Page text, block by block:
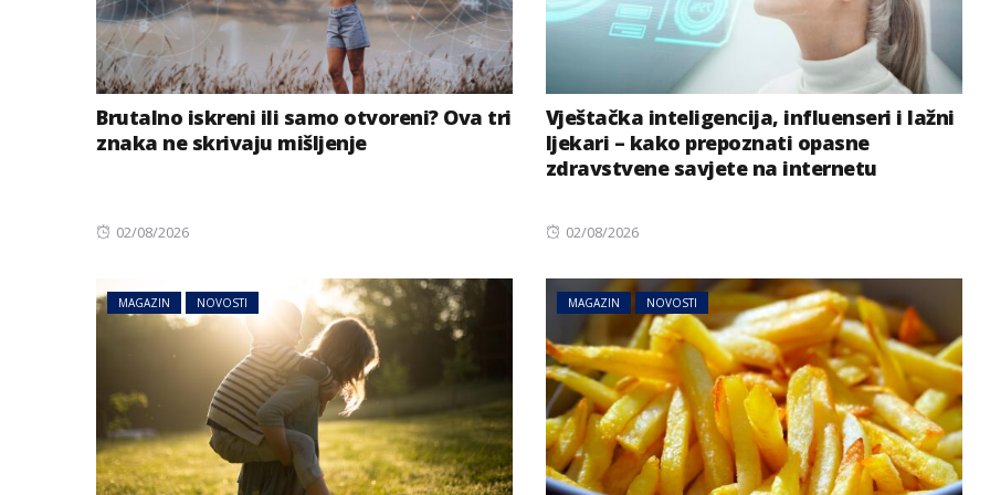
Brutalno iskreni ili samo otvoreni? Ova tri
znaka ne skrivaju mišljenje
Posted
02/08/2026
Vještačka inteligencija, influenseri i lažni
ljekari – kako prepoznati opasne
zdravstvene savjete na internetu
Posted
02/08/2026
MAGAZIN NOVOSTI MAGAZIN NOVOSTI
AUSTRIJA NOVOSTI
Jake grmljavine prijete
dijelovima Austrije
MAGAZIN NOVOSTI
AI sve više radi umjesto nas:
Postajemo li zbog toga
gluplji?